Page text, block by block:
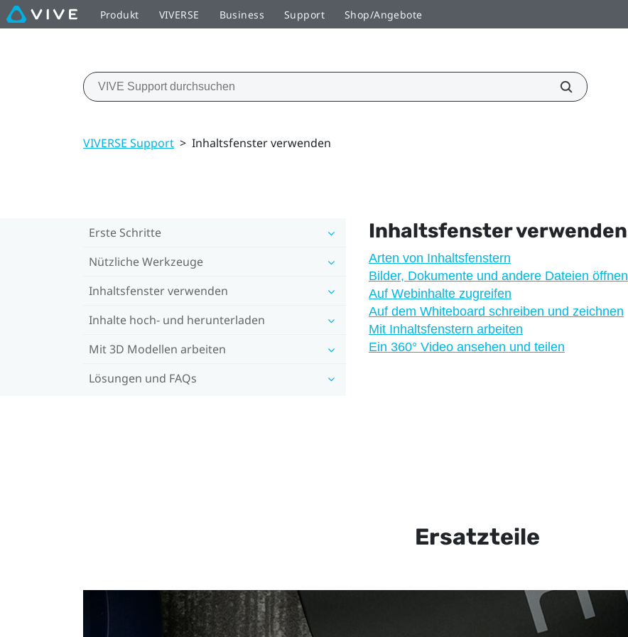
Produkt VIVERSE Business Support Shop/Angebote
VIVERSE Support > Inhaltsfenster verwenden
Erste Schritte
Nützliche Werkzeuge
Inhaltsfenster verwenden
Inhalte hoch- und herunterladen
Mit 3D Modellen arbeiten
Lösungen und FAQs
Inhaltsfenster verwenden
Arten von Inhaltsfenstern
Bilder, Dokumente und andere Dateien öffnen
Auf Webinhalte zugreifen
Auf dem Whiteboard schreiben und zeichnen
Mit Inhaltsfenstern arbeiten
Ein 360° Video ansehen und teilen
Ersatzteile